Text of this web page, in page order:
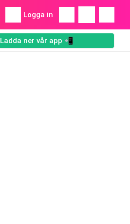
Logga in
Ladda ner vår app 📲